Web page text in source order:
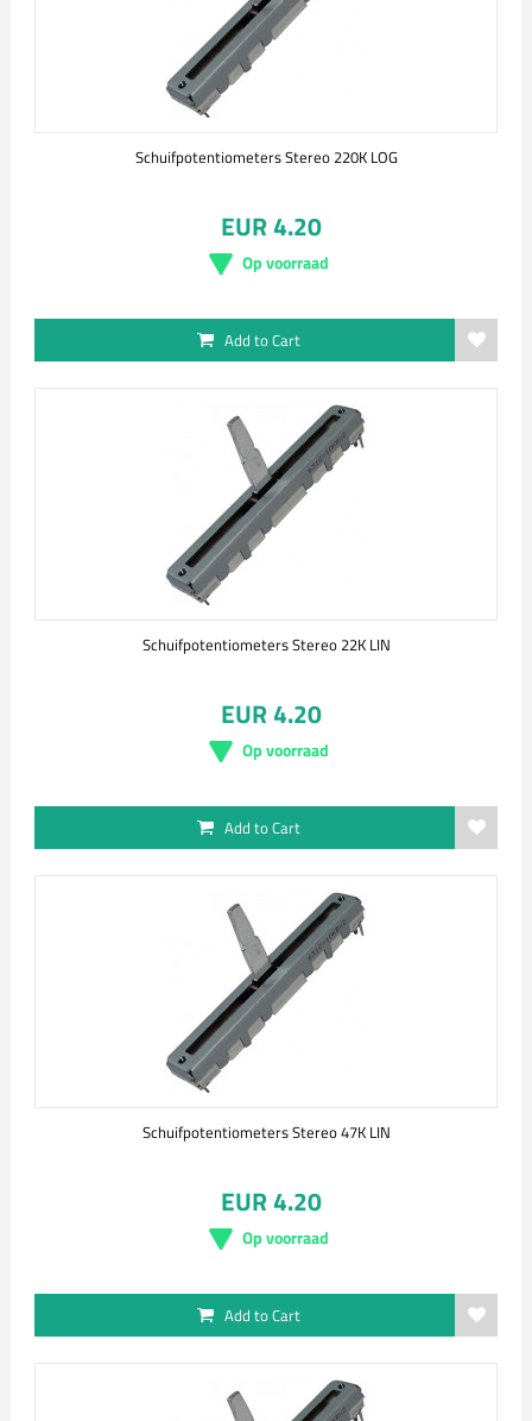
Schuifpotentiometers Stereo 220K LOG
EUR 4.20
Op voorraad
Add to Cart
Schuifpotentiometers Stereo 22K LIN
EUR 4.20
Op voorraad
Add to Cart
Schuifpotentiometers Stereo 47K LIN
EUR 4.20
Op voorraad
Add to Cart